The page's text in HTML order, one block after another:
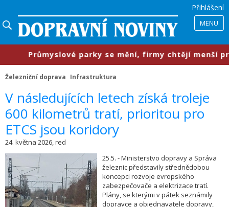
Přihlášení
MENU
​Průmyslové parky se mění, firmy chtějí menší
Železniční doprava Infrastruktura
V následujících letech získá troleje
600 kilometrů tratí, prioritou pro
ETCS jsou koridory
24. května 2026, red
25.5. - Ministerstvo dopravy a Správa
železnic představily střednědobou
koncepci rozvoje evropského
zabezpečovače a elektrizace tratí.
Plány, se kterými v pátek seznámily
dopravce a objednavatele dopravy,